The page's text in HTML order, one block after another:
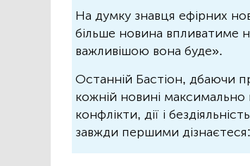
На думку знавця ефірних
більше новина впливатиме
важливішою вона буде».
Останній Бастіон, дбаючи
кожній новині максимально
конфлікти, дії і
завжди першими